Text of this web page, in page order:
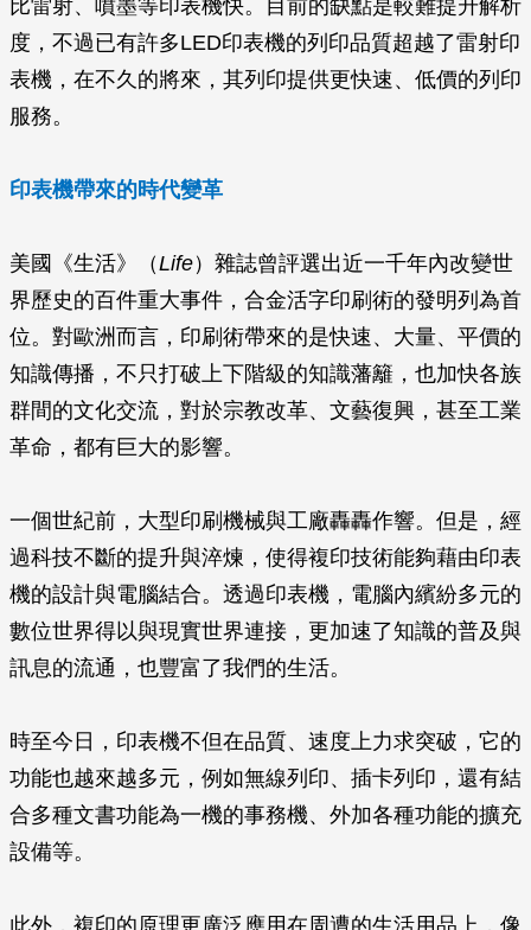
比雷射、噴墨等印表機快。目前的缺點是較難提升解析
度，不過已有許多LED印表機的列印品質超越了雷射印
表機，在不久的將來，其列印提供更快速、低價的列印
服務。
印表機帶來的時代變革
美國《生活》（Life）雜誌曾評選出近一千年內改變世
界歷史的百件重大事件，合金活字印刷術的發明列為首
位。對歐洲而言，印刷術帶來的是快速、大量、平價的
知識傳播，不只打破上下階級的知識藩籬，也加快各族
群間的文化交流，對於宗教改革、文藝復興，甚至工業
革命，都有巨大的影響。
一個世紀前，大型印刷機械與工廠轟轟作響。但是，經
過科技不斷的提升與淬煉，使得複印技術能夠藉由印表
機的設計與電腦結合。透過印表機，電腦內繽紛多元的
數位世界得以與現實世界連接，更加速了知識的普及與
訊息的流通，也豐富了我們的生活。
時至今日，印表機不但在品質、速度上力求突破，它的
功能也越來越多元，例如無線列印、插卡列印，還有結
合多種文書功能為一機的事務機、外加各種功能的擴充
設備等。
此外，複印的原理更廣泛應用在周遭的生活用品上，像